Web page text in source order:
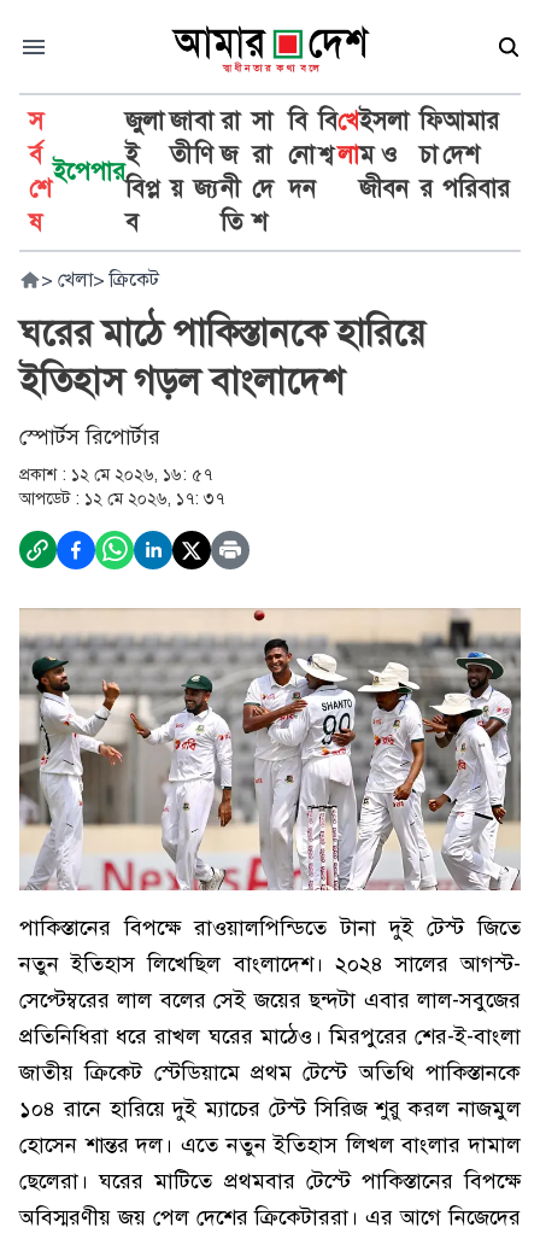
স
র্ব
শে
ষ
ইপেপার
জুলা
ই
বিপ্ল
ব
জা
তী
য়
বা
ণি
জ্য
রা
জ
নী
তি
সা
রা
দে
শ
বি
নো
দন
বি
শ্ব
খে
লা
ইসলা
ম ও
জীবন
ফি
চা
র
আমার
দেশ
পরিবার
> খেলা> ক্রিকেট
ঘরের মাঠে পাকিস্তানকে হারিয়ে
ইতিহাস গড়ল বাংলাদেশ
স্পোর্টস রিপোর্টার
প্রকাশ : ১২ মে ২০২৬, ১৬: ৫৭
আপডেট : ১২ মে ২০২৬, ১৭: ৩৭
পাকিস্তানের বিপক্ষে রাওয়ালপিন্ডিতে টানা দুই টেস্ট জিতে
নতুন ইতিহাস লিখেছিল বাংলাদেশ। ২০২৪ সালের আগস্ট-
সেপ্টেম্বরের লাল বলের সেই জয়ের ছন্দটা এবার লাল-সবুজের
প্রতিনিধিরা ধরে রাখল ঘরের মাঠেও। মিরপুরের শের-ই-বাংলা
জাতীয় ক্রিকেট স্টেডিয়ামে প্রথম টেস্টে অতিথি পাকিস্তানকে
১০৪ রানে হারিয়ে দুই ম্যাচের টেস্ট সিরিজ শুরু করল নাজমুল
হোসেন শান্তর দল। এতে নতুন ইতিহাস লিখল বাংলার দামাল
ছেলেরা। ঘরের মাটিতে প্রথমবার টেস্টে পাকিস্তানের বিপক্ষে
অবিস্মরণীয় জয় পেল দেশের ক্রিকেটাররা। এর আগে নিজেদের